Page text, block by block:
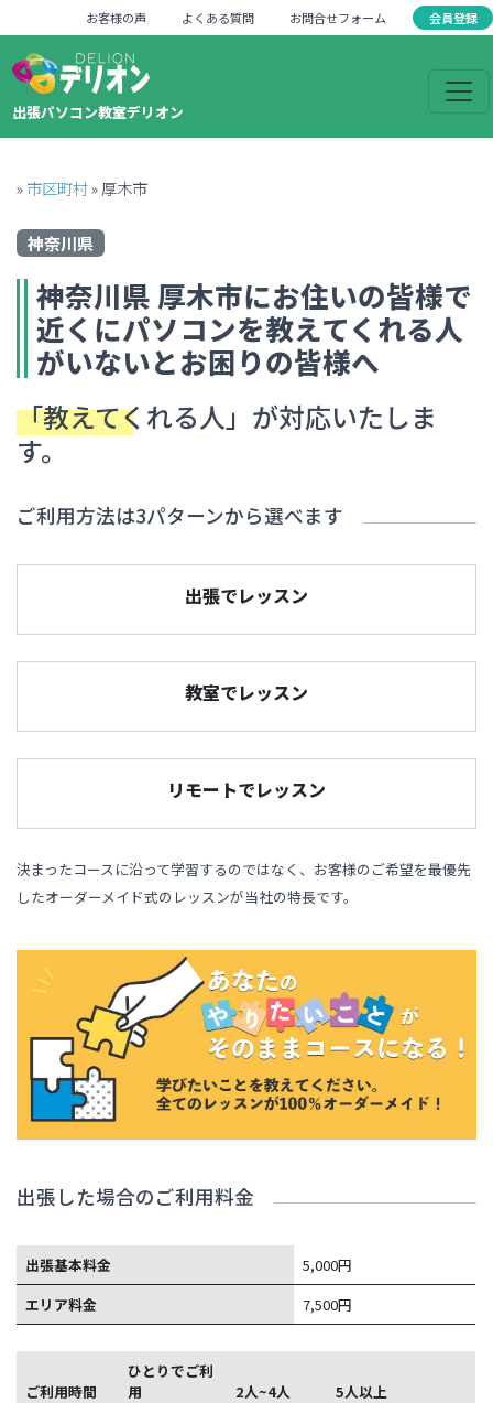
お客様の声 よくある質問 お問合せフォーム 会員登録
出張パソコン教室デリオン
»市区町村»厚木市
神奈川県
神奈川県 厚木市にお住いの皆様で
近くにパソコンを教えてくれる人
がいないとお困りの皆様へ
「教えてくれる人」 が対応いたしま
す。
ご利用方法は3パターンから選べます
出張でレッスン
教室でレッスン
リモートでレッスン
決まったコースに沿って学習するのではなく、お客様のご希望を最優先
したオーダーメイド式のレッスンが当社の特長です。
出張した場合のご利用料金
出張基本料金
5,000円
エリア料金
7,500円
ご利用時間
ひとりでご利
用
2人~4人
5人以上